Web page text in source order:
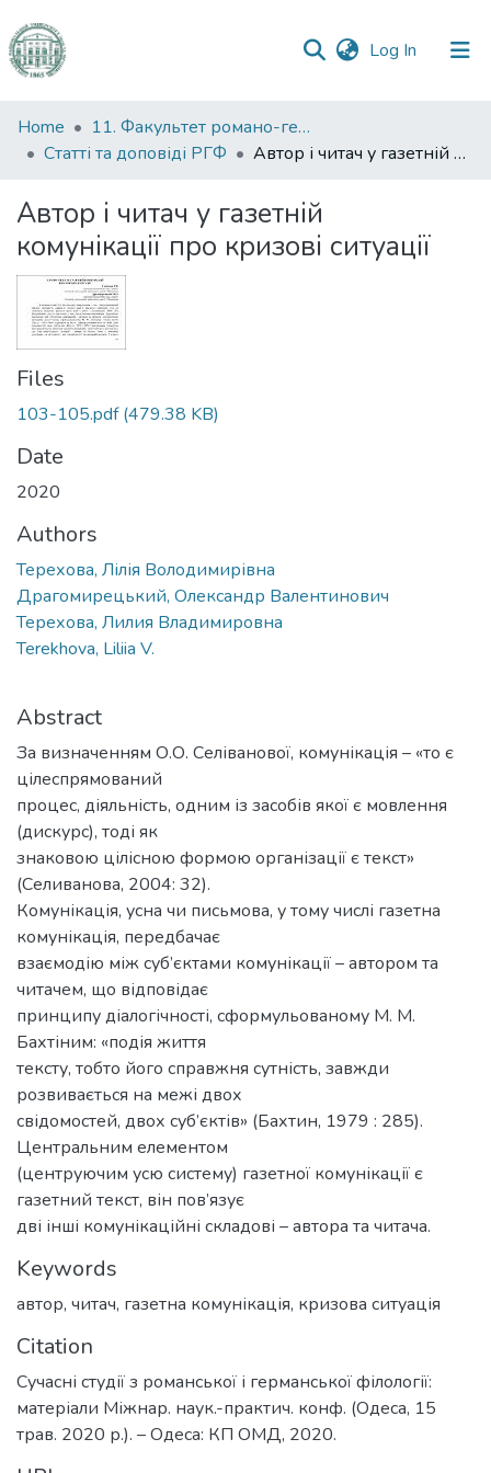
Log In (current)
Communities
&
All of DSpace
Statistics
Home
11. Факультет романо-германської філології
Статті та доповіді РГФ
Автор і читач у газетній комунікації про кризові ситуації
Автор і читач у газетній
комунікації про кризові ситуації
Files
103-105.pdf(479.38 KB)
Date
2020
Authors
Терехова, Лілія Володимирівна
Драгомирецький, Олександр Валентинович
Терехова, Лилия Владимировна
Terekhova, Liliia V.
Abstract
За визначенням О.О. Селіванової, комунікація – «то є
цілеспрямований
процес, діяльність, одним із засобів якої є мовлення
(дискурс), тоді як
знаковою цілісною формою організації є текст»
(Селиванова, 2004: 32).
Комунікація, усна чи письмова, у тому числі газетна
комунікація, передбачає
взаємодію між суб’єктами комунікації – автором та
читачем, що відповідає
принципу діалогічності, сформульованому М. М.
Бахтіним: «подія життя
тексту, тобто його справжня сутність, завжди
розвивається на межі двох
свідомостей, двох суб’єктів» (Бахтин, 1979 : 285).
Центральним елементом
(центруючим усю систему) газетної комунікації є
газетний текст, він пов’язує
дві інші комунікаційні складові – автора та читача.
Keywords
автор, читач, газетна комунікація, кризова ситуація
Citation
Сучасні студії з романської і германської філології:
матеріали Міжнар. наук.-практич. конф. (Одеса, 15
трав. 2020 р.). – Одеса: КП ОМД, 2020.